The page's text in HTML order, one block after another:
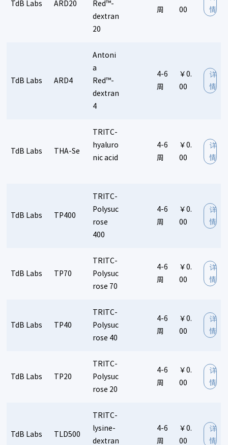
Metabiologics
Micropoint Technologies
Molecular Depot
NanoTag
Oxford Biomedica
phosphosolutions
Proimmune ProtiFi
Profoldin
Quidel
QuickZyme
Signosis SignalChem
Santa Cruz
Southern Biotech
Signalway Antibody LLC(SAB)
Spherotech
Smicna
Seven Hills Bioreagents
Sino Biological
Terrace Biotech
Ted Pella,Inc
TdB Labs
Vector Labs Viagen Vielight
Vacara
通用有机试剂 原料药中间体
常规生化试剂
PCR试剂/耗材
限制性内切酶
磁珠 分子杂交
植物分子
动物毒液 糖缀化合物
心肌标志物
内分泌激素
传染病类 药物监测 食品安全
阻断剂
免疫诊断抗体
全部 缓释药片
载玻片/盖玻片
特色耗材
仪器设备
TdB Labs ARD20
Red™-
dextran
20
周
00
情
TdB Labs ARD4
Antoni
a
Red™-
dextran
4
4-6
周
￥0.
00
详
情
TdB Labs THA-Se
TRITC-
hyaluro
nic acid
4-6
周
￥0.
00
详
情
TdB Labs TP400
TRITC-
Polysuc
rose
400
4-6
周
￥0.
00
详
情
TdB Labs TP70
TRITC-
Polysuc
rose 70
4-6
周
￥0.
00
详
情
TdB Labs TP40
TRITC-
Polysuc
rose 40
4-6
周
￥0.
00
详
情
TdB Labs TP20
TRITC-
Polysuc
rose 20
4-6
周
￥0.
00
详
情
TdB Labs TLD500
TRITC-
lysine-
dextran
4-6
周
￥0.
00
详
情